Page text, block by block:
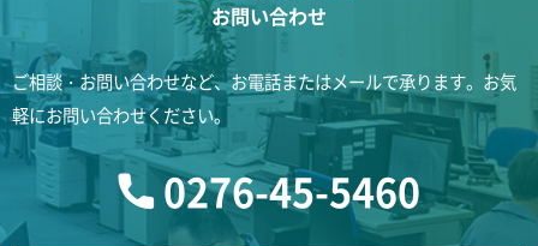
お問い合わせ
ご相談・お問い合わせなど、お電話またはメールで承ります。お気
軽にお問い合わせください。
0276-45-5460